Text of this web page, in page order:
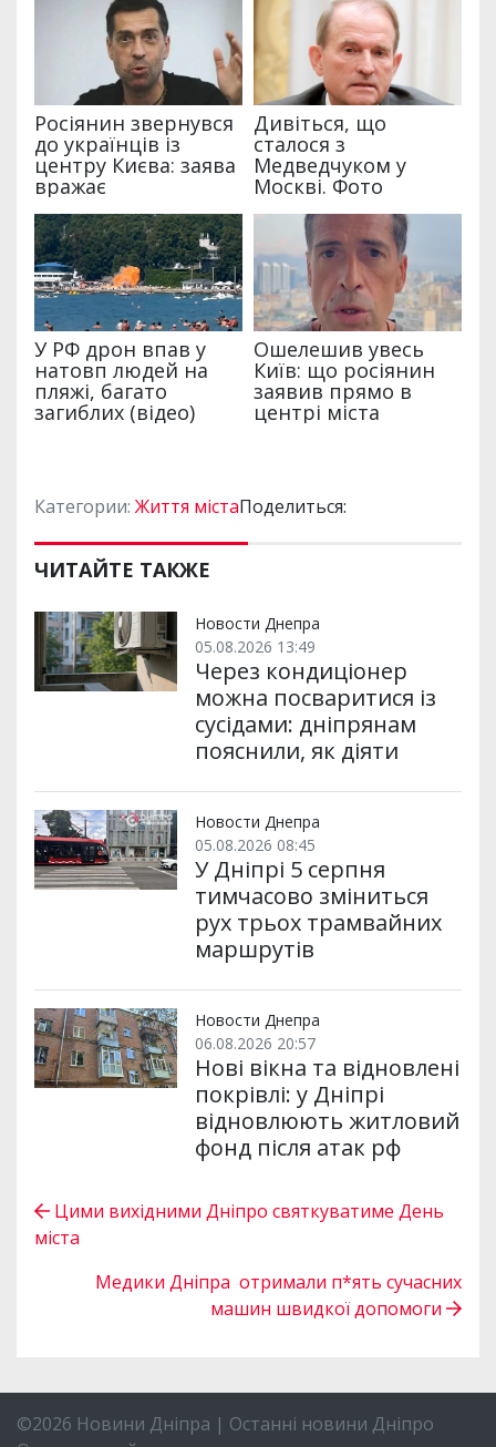
Категории: Життя містаПоделиться:
ЧИТАЙТЕ ТАКЖЕ
Новости Днепра
05.08.2026 13:49
Через кондиціонер
можна посваритися із
сусідами: дніпрянам
пояснили, як діяти
Новости Днепра
05.08.2026 08:45
У Дніпрі 5 серпня
тимчасово зміниться
рух трьох трамвайних
маршрутів
Новости Днепра
06.08.2026 20:57
Нові вікна та відновлені
покрівлі: у Дніпрі
відновлюють житловий
фонд після атак рф
Цими вихідними Дніпро святкуватиме День
міста
Медики Дніпра отримали п*ять сучасних
машин швидкої допомоги
©2026 Новини Дніпра | Останні новини Дніпро